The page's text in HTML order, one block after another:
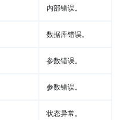
内部错误。
数据库错误。
参数错误。
参数错误。
状态异常。